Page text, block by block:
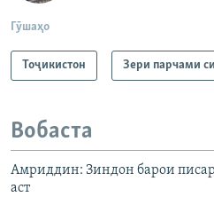
Гӯшаҳо
Тоҷикистон Зери парчами
Вобаста
Амриддин: Зиндон барои
аст